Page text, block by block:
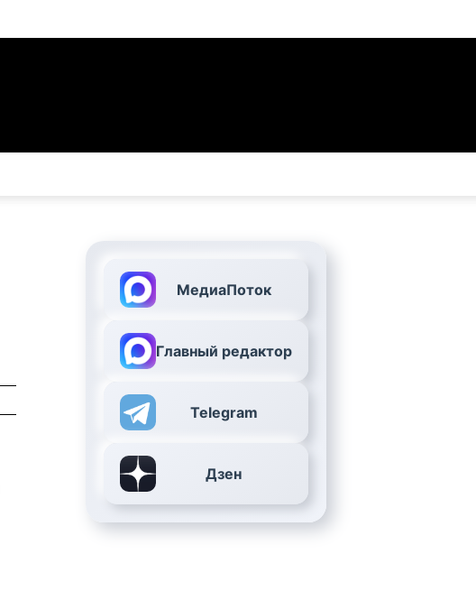
МедиаПоток
Главный редактор
Telegram
Дзен